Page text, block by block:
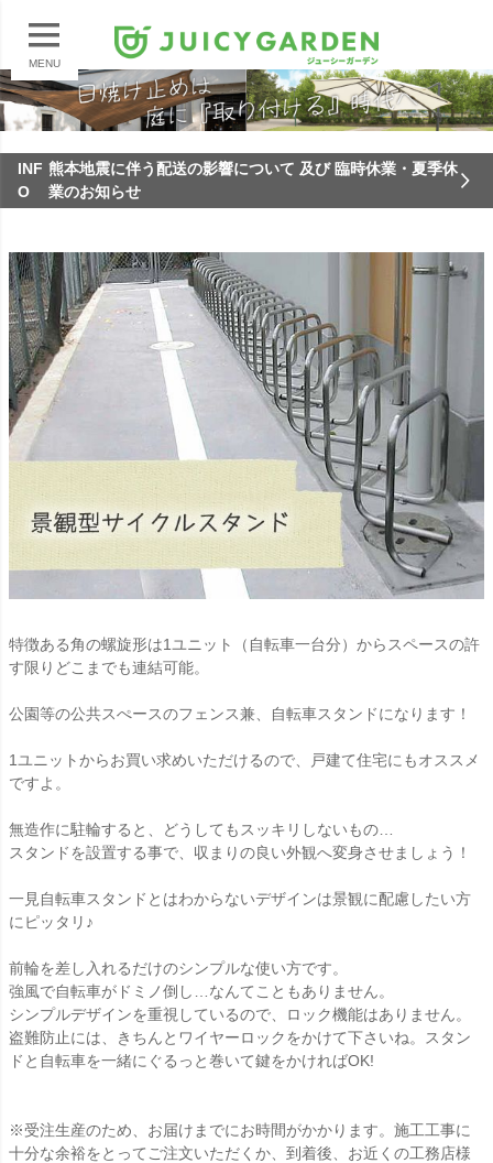
MENU
INF
O
熊本地震に伴う配送の影響について 及び 臨時休業・夏季休
業のお知らせ
特徴ある角の螺旋形は1ユニット（自転車一台分）からスペースの許
す限りどこまでも連結可能。
公園等の公共スぺースのフェンス兼、自転車スタンドになります！
1ユニットからお買い求めいただけるので、戸建て住宅にもオススメ
ですよ。
無造作に駐輪すると、どうしてもスッキリしないもの…
スタンドを設置する事で、収まりの良い外観へ変身させましょう！
一見自転車スタンドとはわからないデザインは景観に配慮したい方
にピッタリ♪
前輪を差し入れるだけのシンプルな使い方です。
強風で自転車がドミノ倒し…なんてこともありません。
シンプルデザインを重視しているので、ロック機能はありません。
盗難防止には、きちんとワイヤーロックをかけて下さいね。スタン
ドと自転車を一緒にぐるっと巻いて鍵をかければOK!
※受注生産のため、お届けまでにお時間がかかります。施工工事に
十分な余裕をとってご注文いただくか、到着後、お近くの工務店様